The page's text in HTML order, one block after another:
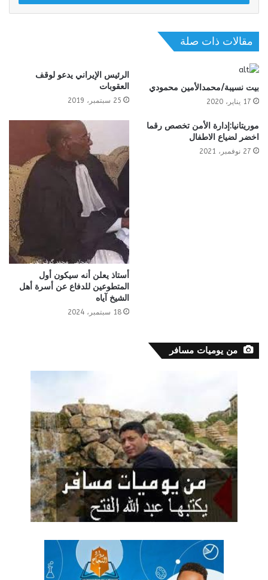
مقالات ذات صلة
بيت نسيبة/محمدالأمين محمودي
17 يناير، 2020
الرئيس الإيراني يدعو لوقف
العقوبات
25 سبتمبر، 2019
موريتانيا:إدارة الأمن تخصص رقما
اخضر لضياع الاطفال
27 نوفمبر، 2021
أستاذ يعلن أنه سيكون أول
المتطوعين للدفاع عن أسرة أهل
الشيخ آياه
18 سبتمبر، 2024
من يوميات مسافر